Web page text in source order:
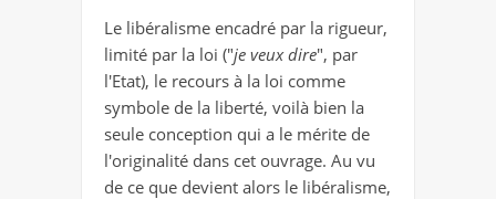
Le libéralisme encadré par la rigueur,
limité par la loi ("je veux dire", par
l'Etat), le recours à la loi comme
symbole de la liberté, voilà bien la
seule conception qui a le mérite de
l'originalité dans cet ouvrage. Au vu
de ce que devient alors le libéralisme,